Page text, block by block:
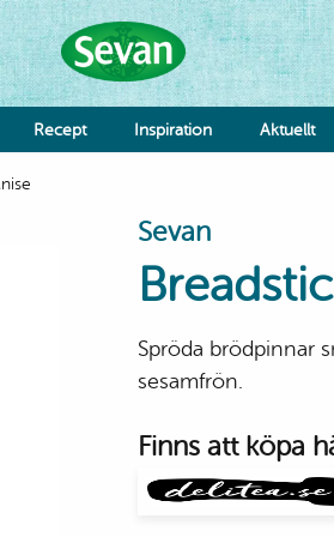
Recept Inspiration Aktuellt
Sevan
Spröda brödpinnar
sesamfrön.
Finns att köpa